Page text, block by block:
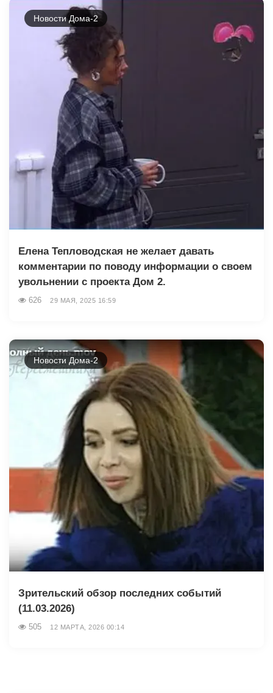
Новости Дома-2
Елена Тепловодская не желает давать
комментарии по поводу информации о своем
увольнении с проекта Дом 2.
626 29 МАЯ, 2025 16:59
Новости Дома-2
Зрительский обзор последних событий
(11.03.2026)
505 12 МАРТА, 2026 00:14